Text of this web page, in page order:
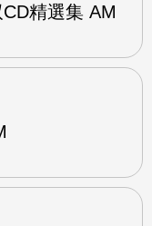
精選集 AM